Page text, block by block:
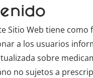
Sitio Web tiene como
a los usuarios
sobre
no sujetos a